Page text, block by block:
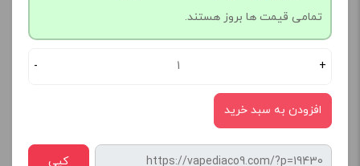
تمامی قیمت ها بروز هستند.
- +
افزودن به سبد خرید
کپی